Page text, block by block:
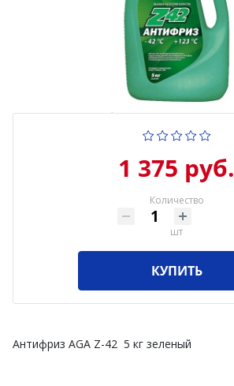
1 375 руб.
Количество
шт
КУПИТЬ
Антифриз AGA Z-42 5 кг зеленый